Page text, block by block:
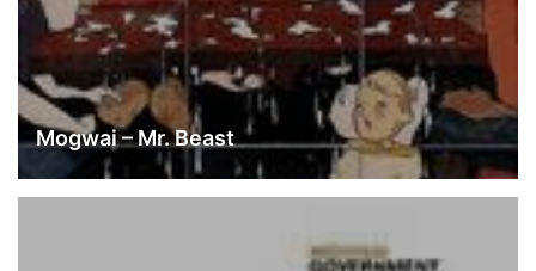
Mogwai – Mr. Beast